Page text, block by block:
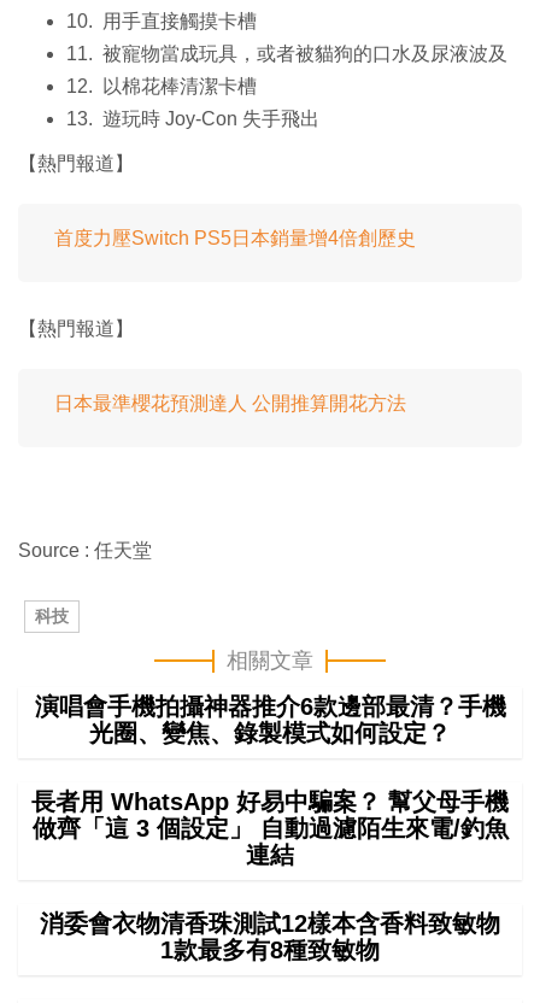
10. 用手直接觸摸卡槽
11. 被寵物當成玩具，或者被貓狗的口水及尿液波及
12. 以棉花棒清潔卡槽
13. 遊玩時 Joy-Con 失手飛出
【熱門報道】
首度力壓Switch PS5日本銷量增4倍創歷史
【熱門報道】
日本最準櫻花預測達人 公開推算開花方法
Source : 任天堂
科技
相關文章
演唱會手機拍攝神器推介6款邊部最清？手機
光圈、變焦、錄製模式如何設定？
長者用 WhatsApp 好易中騙案？ 幫父母手機
做齊「這 3 個設定」 自動過濾陌生來電/釣魚
連結
消委會衣物清香珠測試12樣本含香料致敏物
1款最多有8種致敏物